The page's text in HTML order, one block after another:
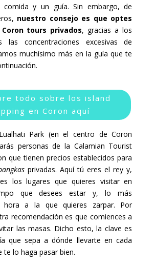
comida y un guía. Sin embargo, de
nuestro consejo es que optes
tours privados, gracias a los
las concentraciones excesivas de
muchísimo más en la guía que te
todo sobre los island
en Coron aquí
Park (en el centro de Coron
personas de la Calamian Tourist
que tienen precios establecidos para
privadas. Aquí tú eres el rey y,
los lugares que quieres visitar en
que desees estar y, lo más
hora a la que quieres zarpar. Por
recomendación es que comiences a
las masas. Dicho esto, la clave es
que sepa a dónde llevarte en cada
lo haga pasar bien.